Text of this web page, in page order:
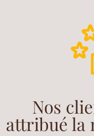
Nos
attribué la